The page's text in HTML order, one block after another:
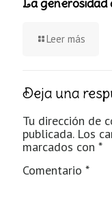
La generosidad
Leer más
Deja una
Tu dirección de
publicada. Los
marcados con *
Comentario *